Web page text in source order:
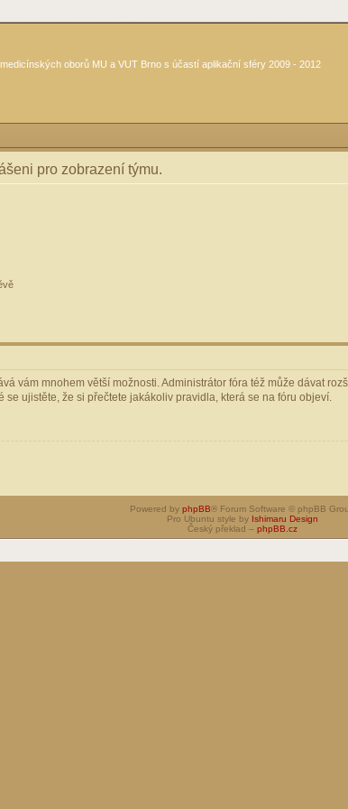
oborů MU a VUT Brno s účastí aplikační sféry 2009 - 2012
pro zobrazení týmu.
vám mnohem větší možnosti. Administrátor fóra též může dávat
ujistěte, že si přečtete jakákoliv pravidla, která se na fóru objeví.
Powered by phpBB® Forum Software © phpBB
Pro Ubuntu style by Ishimaru Design
Český překlad – phpBB.cz